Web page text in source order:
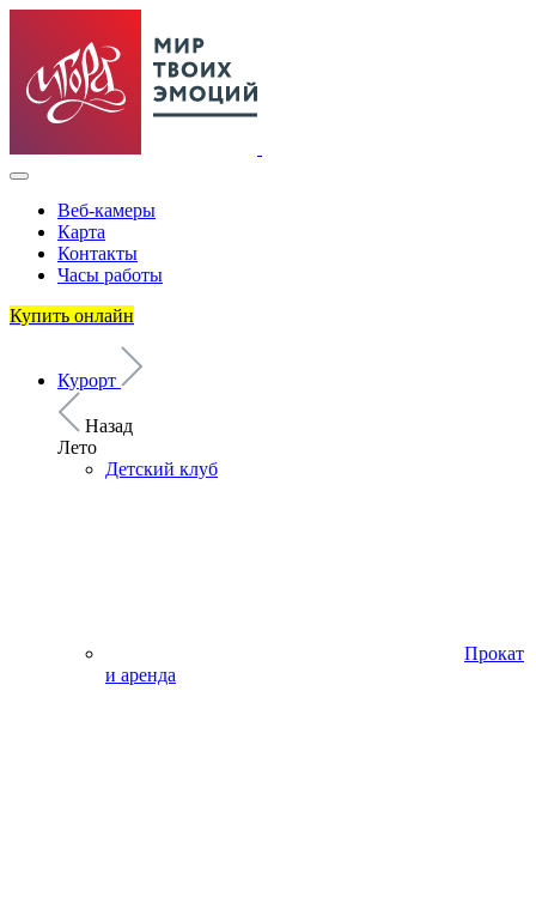
Веб-камеры
Карта
Контакты
Часы работы
Купить онлайн
Курорт
Назад
Лето
Детский клуб
Прокат
и аренда